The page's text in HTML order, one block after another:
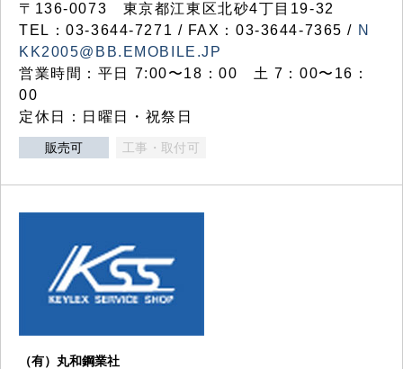
〒136-0073 東京都江東区北砂4丁目19-32
TEL：03‐3644‐7271 / FAX：03-3644-7365 / N
KK2005@BB.EMOBILE.JP
営業時間：平日 7:00〜18：00 土 7：00〜16：
00
定休日：日曜日・祝祭日
販売可 工事・取付可
（有）丸和鋼業社